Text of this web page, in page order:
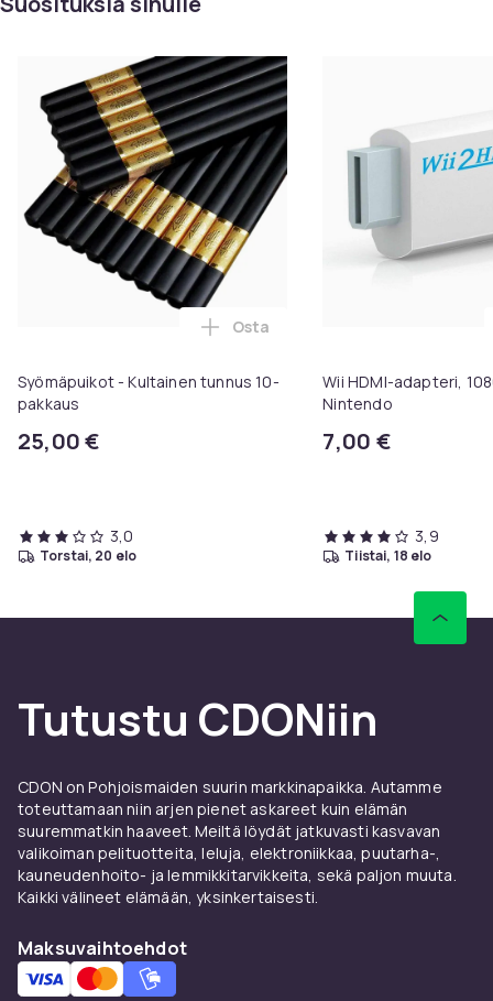
Syömäpuikot - Kultainen tunnus 10-
pakkaus
25,00 €
Lisää Syömäpuikot - Kultainen
Osta
3,0
torstai, 20 elo
Wii HDMI-adapteri,
Nintendo
7,00 €
3,9
tiistai, 18 elo
Tutustu CDONiin
CDON on Pohjoismaiden suurin markkinapaikka. Autamme
toteuttamaan niin arjen pienet askareet kuin elämän
suuremmatkin haaveet. Meiltä löydät jatkuvasti kasvavan
valikoiman pelituotteita, leluja, elektroniikkaa, puutarha-,
kauneudenhoito- ja lemmikkitarvikkeita, sekä paljon muuta.
Kaikki välineet elämään, yksinkertaisesti.
Maksuvaihtoehdot